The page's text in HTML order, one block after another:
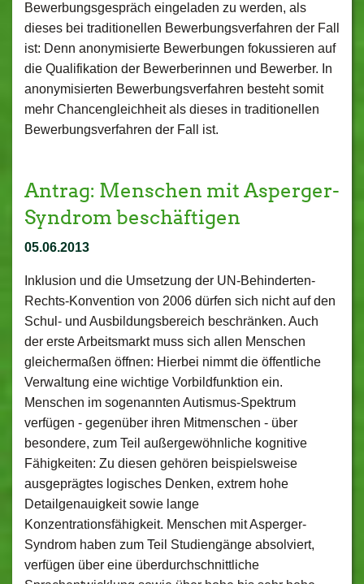
Bewerbungsgespräch eingeladen zu werden, als
dieses bei traditionellen Bewerbungsverfahren der Fall
ist: Denn anonymisierte Bewerbungen fokussieren auf
die Qualifikation der Bewerberinnen und Bewerber. In
anonymisierten Bewerbungsverfahren besteht somit
mehr Chancengleichheit als dieses in traditionellen
Bewerbungsverfahren der Fall ist.
Antrag: Menschen mit Asperger-
Syndrom beschäftigen
05.06.2013
Inklusion und die Umsetzung der UN-Behinderten-
Rechts-Konvention von 2006 dürfen sich nicht auf den
Schul- und Ausbildungsbereich beschränken. Auch
der erste Arbeitsmarkt muss sich allen Menschen
gleichermaßen öffnen: Hierbei nimmt die öffentliche
Verwaltung eine wichtige Vorbildfunktion ein.
Menschen im sogenannten Autismus-Spektrum
verfügen - gegenüber ihren Mitmenschen - über
besondere, zum Teil außergewöhnliche kognitive
Fähigkeiten: Zu diesen gehören beispielsweise
ausgeprägtes logisches Denken, extrem hohe
Detailgenauigkeit sowie lange
Konzentrationsfähigkeit. Menschen mit Asperger-
Syndrom haben zum Teil Studiengänge absolviert,
verfügen über eine überdurchschnittliche